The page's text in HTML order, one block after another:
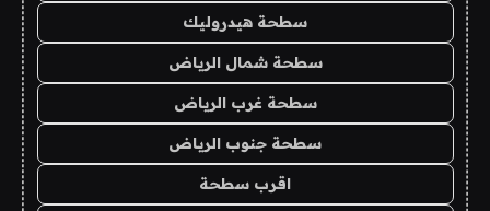
سطحة هيدروليك
سطحة شمال الرياض
سطحة غرب الرياض
سطحة جنوب الرياض
اقرب سطحة